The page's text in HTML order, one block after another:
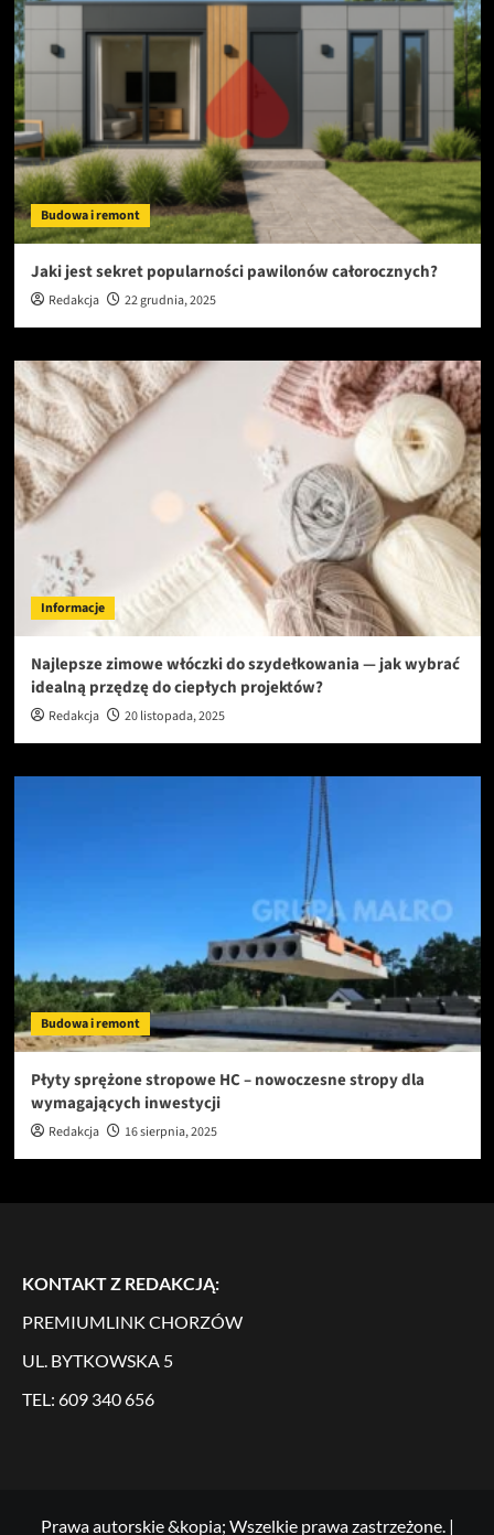
Budowa i remont
Jaki jest sekret popularności pawilonów całorocznych?
Redakcja 22 grudnia, 2025
Informacje
Najlepsze zimowe włóczki do szydełkowania — jak wybrać
idealną przędzę do ciepłych projektów?
Redakcja 20 listopada, 2025
Budowa i remont
Płyty sprężone stropowe HC – nowoczesne stropy dla
wymagających inwestycji
Redakcja 16 sierpnia, 2025
KONTAKT Z REDAKCJĄ:
PREMIUMLINK CHORZÓW
UL. BYTKOWSKA 5
TEL: 609 340 656
Prawa autorskie &kopia; Wszelkie prawa zastrzeżone. |